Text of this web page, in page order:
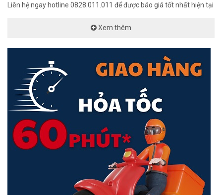
Liên hệ ngay hotline 0828.011.011 để được báo giá tốt nhất hiện tại
Xem thêm